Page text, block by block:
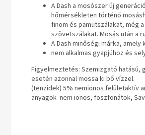
A Dash a mosószer új
hőmérsékleten történő
finom és pamutszálakat, még
szövetszálakat. Mosás után a
A Dash minőségi márka,
nem alkalmas gyapjúhoz és
Figyelmeztetés: Szemizgató hatású,
esetén azonnal mossa ki bő
(tenzidek) 5% nemionos felületaktív
anyagok nem ionos, foszfonátok,